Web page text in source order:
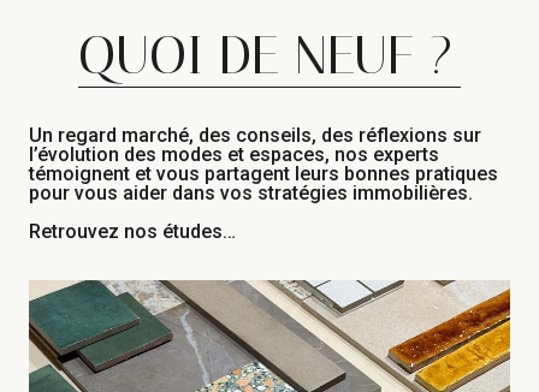
QUOI DE NEUF ?
Un regard marché, des conseils, des réflexions sur
l’évolution des modes et espaces, nos experts
témoignent et vous partagent leurs bonnes pratiques
pour vous aider dans vos stratégies immobilières.
Retrouvez nos études…